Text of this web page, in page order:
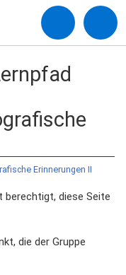
Erinnerungen II
berechtigt, diese Seite
die der Gruppe